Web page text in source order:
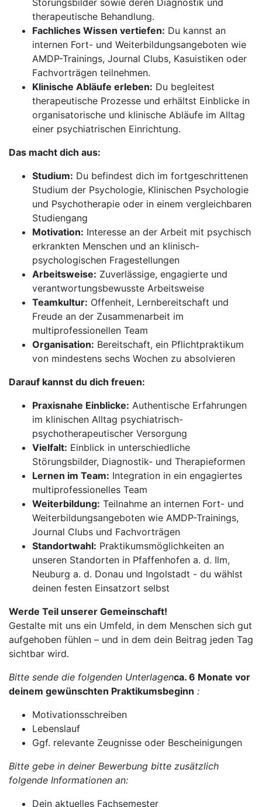
Störungsbilder sowie deren Diagnostik und
therapeutische Behandlung.
Fachliches Wissen vertiefen: Du kannst an
internen Fort- und Weiterbildungsangeboten wie
AMDP-Trainings, Journal Clubs, Kasuistiken oder
Fachvorträgen teilnehmen.
Klinische Abläufe erleben: Du begleitest
therapeutische Prozesse und erhältst Einblicke in
organisatorische und klinische Abläufe im Alltag
einer psychiatrischen Einrichtung.
Das macht dich aus:
Studium: Du befindest dich im fortgeschrittenen
Studium der Psychologie, Klinischen Psychologie
und Psychotherapie oder in einem vergleichbaren
Studiengang
Motivation: Interesse an der Arbeit mit psychisch
erkrankten Menschen und an klinisch-
psychologischen Fragestellungen
Arbeitsweise: Zuverlässige, engagierte und
verantwortungsbewusste Arbeitsweise
Teamkultur: Offenheit, Lernbereitschaft und
Freude an der Zusammenarbeit im
multiprofessionellen Team
Organisation: Bereitschaft, ein Pflichtpraktikum
von mindestens sechs Wochen zu absolvieren
Darauf kannst du dich freuen:
Praxisnahe Einblicke: Authentische Erfahrungen
im klinischen Alltag psychiatrisch-
psychotherapeutischer Versorgung
Vielfalt: Einblick in unterschiedliche
Störungsbilder, Diagnostik- und Therapieformen
Lernen im Team: Integration in ein engagiertes
multiprofessionelles Team
Weiterbildung: Teilnahme an internen Fort- und
Weiterbildungsangeboten wie AMDP-Trainings,
Journal Clubs und Fachvorträgen
Standortwahl: Praktikumsmöglichkeiten an
unseren Standorten in Pfaffenhofen a. d. Ilm,
Neuburg a. d. Donau und Ingolstadt - du wählst
deinen festen Einsatzort selbst
Werde Teil unserer Gemeinschaft!
Gestalte mit uns ein Umfeld, in dem Menschen sich gut
aufgehoben fühlen – und in dem dein Beitrag jeden Tag
sichtbar wird.
Bitte sende die folgenden Unterlagenca. 6 Monate vor
deinem gewünschten Praktikumsbeginn :
Motivationsschreiben
Lebenslauf
Ggf. relevante Zeugnisse oder Bescheinigungen
Bitte gebe in deiner Bewerbung bitte zusätzlich
folgende Informationen an:
Dein aktuelles Fachsemester